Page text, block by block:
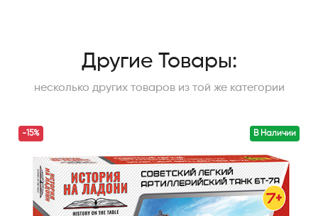
Другие Товары:
несколько других товаров из той же категории
В Наличии
-15%